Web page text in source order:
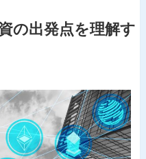
の出発点を理解す